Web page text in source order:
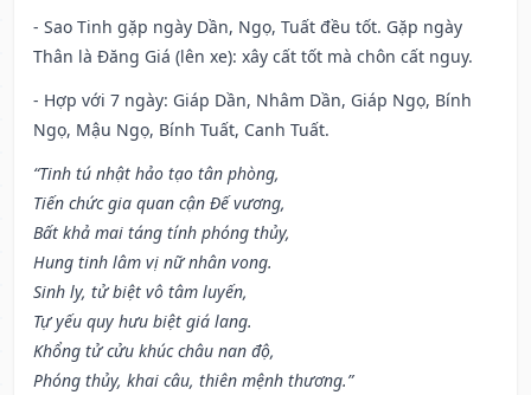
- Sao Tinh gặp ngày Dần, Ngọ, Tuất đều tốt. Gặp ngày
Thân là Đăng Giá (lên xe): xây cất tốt mà chôn cất nguy.
- Hợp với 7 ngày: Giáp Dần, Nhâm Dần, Giáp Ngọ, Bính
Ngọ, Mậu Ngọ, Bính Tuất, Canh Tuất.
“Tinh tú nhật hảo tạo tân phòng,
Tiến chức gia quan cận Đế vương,
Bất khả mai táng tính phóng thủy,
Hung tinh lâm vị nữ nhân vong.
Sinh ly, tử biệt vô tâm luyến,
Tự yếu quy hưu biệt giá lang.
Khổng tử cửu khúc châu nan độ,
Phóng thủy, khai câu, thiên mệnh thương.”